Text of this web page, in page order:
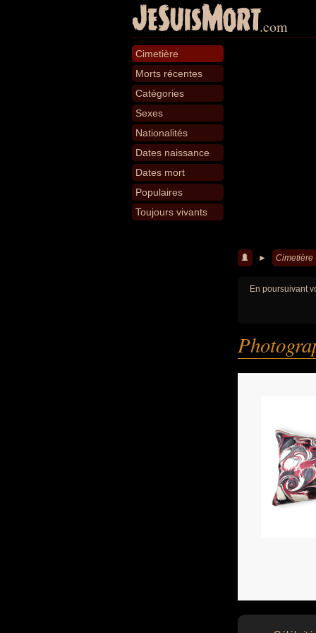
JeSuisMort.com
Cimetière
Morts récentes
Catégories
Sexes
Nationalités
Dates naissance
Dates mort
Populaires
Toujours vivants
► Cimetière
En poursuivant